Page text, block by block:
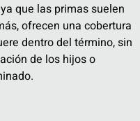
que las primas suelen
ofrecen una cobertura
dentro del término, sin
de los hijos o